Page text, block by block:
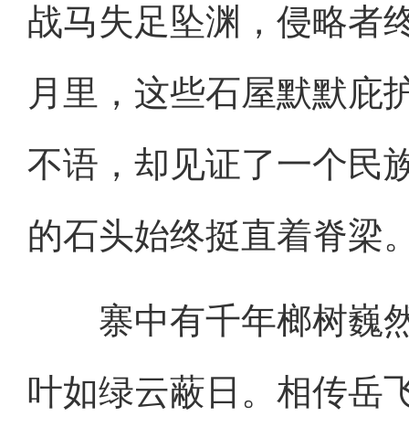
战马失足坠渊，侵略者
月里，这些石屋默默庇
不语，却见证了一个民
的石头始终挺直着脊梁
寨中有千年榔树巍然
叶如绿云蔽日。相传岳